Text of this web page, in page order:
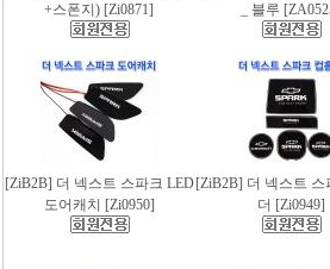
+스폰지) [Zi0871]
_ 블루
[ZiB2B] 더 넥스트 스파크 LED
도어캐치 [Zi0950]
[ZiB2B] 더 넥스트 스
더 [Zi0949]